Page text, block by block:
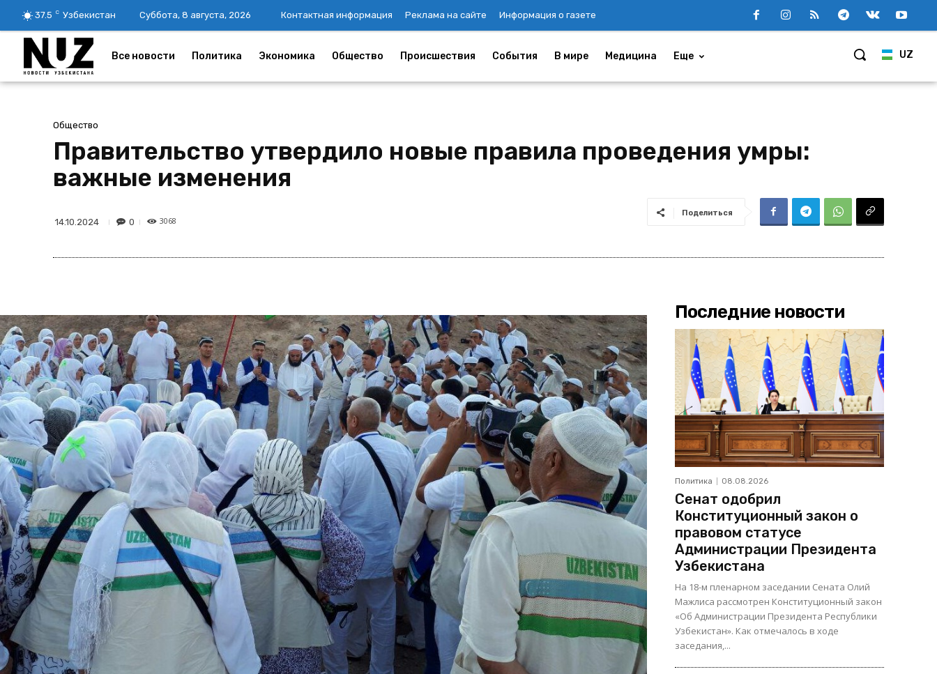
37.5 C Узбекистан Суббота, 8 августа, 2026 Контактная информация Реклама на сайте Информация о газете
UZ
Все новости Политика Экономика Общество Происшествия События В мире Медицина Еще
Общество
Правительство утвердило новые правила проведения умры:
важные изменения
14.10.2024 0 3068
Поделиться
Последние новости
Политика 08.08.2026
Сенат одобрил
Конституционный закон о
правовом статусе
Администрации Президента
Узбекистана
На 18-м пленарном заседании Сената Олий
Мажлиса рассмотрен Конституционный закон
«Об Администрации Президента Республики
Узбекистан». Как отмечалось в ходе
заседания,...